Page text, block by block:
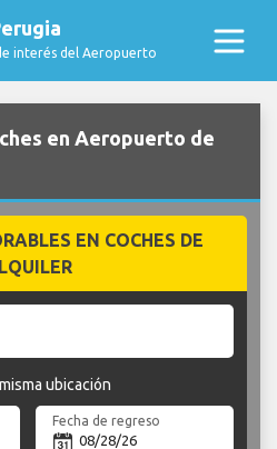
interés del Aeropuerto
en Aeropuerto de
EN COCHES DE
ubicación
Fecha de regreso